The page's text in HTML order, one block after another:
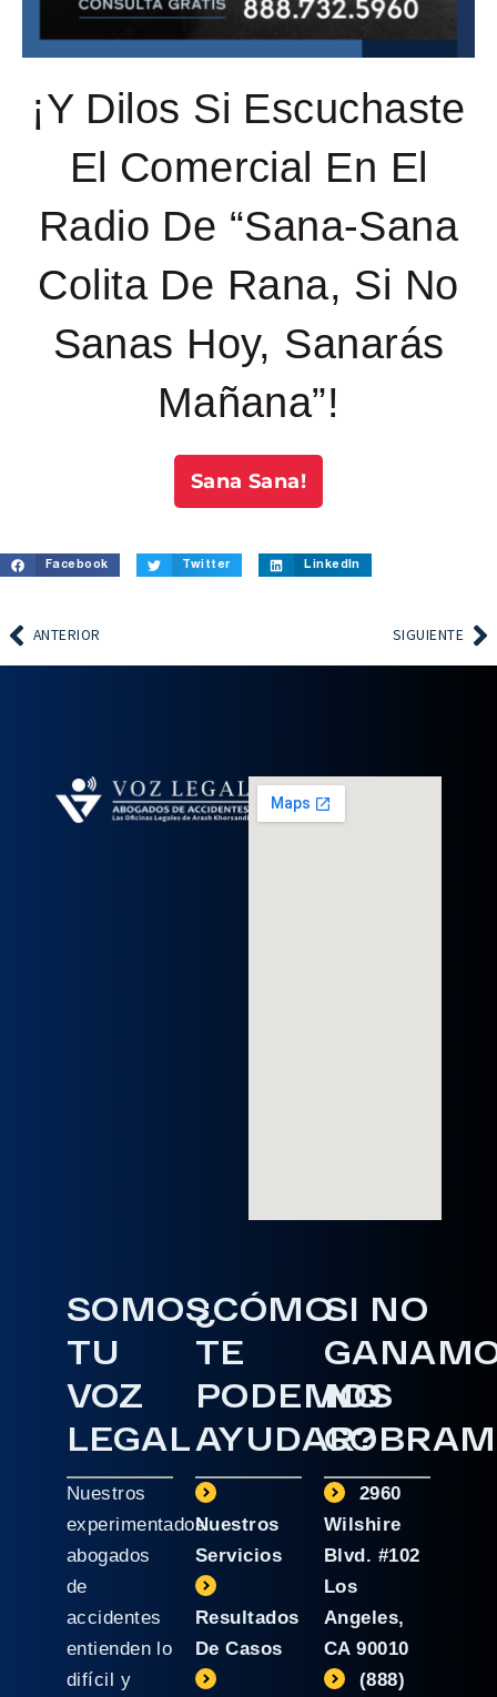
¡Y Dilos Si Escuchaste
El Comercial En El
Radio De “Sana-Sana
Colita De Rana, Si No
Sanas Hoy, Sanarás
Mañana”!
Sana Sana!
Facebook Twitter LinkedIn
ANTERIOR SIGUIENTE
SOMOS
TU
VOZ
LEGAL
Nuestros
experimentados
abogados
de
accidentes
entienden lo
difícil y
¿CÓMO
TE
PODEMOS
AYUDAR?
Nuestros
Servicios
Resultados
De Casos
SI NO
NO
2960
Wilshire
Blvd. #102
Los
Angeles,
CA 90010
(888)